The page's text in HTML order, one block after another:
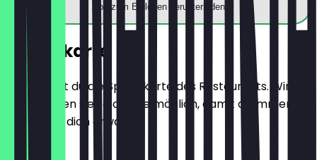
App zum Einlösen herunterladen
Speisekarte
Hier findest du die Speisekarte des Restaurants. Wir
aktualisieren sie so oft wie möglich, damit du immer
weißt, was dich erwartet.
BRÖTCHEN